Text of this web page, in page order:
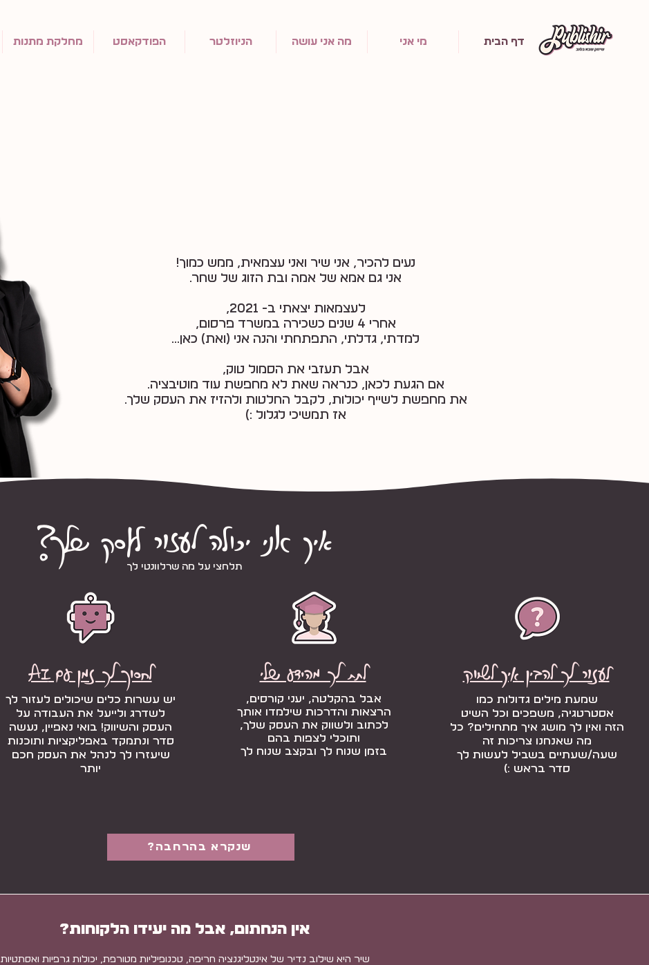
דף הבית מי אני מה אני עושה הניוזלטר הפודקאסט מחלקת מתנות
נעים להכיר, אני שיר ואני עצמאית, ממש כמוך!
אני גם אמא של אמה ובת הזוג של שחר.
לעצמאות יצאתי ב- 2021,
אחרי 4 שנים כשכירה במשרד פרסום,
למדתי, גדלתי, התפתחתי והנה אני (ואת) כאן...
אבל תעזבי את הסמול טוק,
אם הגעת לכאן, כנראה שאת לא מחפשת עוד מוטיבציה.
את מחפשת לשייף יכולות, לקבל החלטות ולהזיז את העסק שלך.
אז תמשיכי לגלול :)
תלחצי על מה שרלוונטי לך
ל++++ע++זור לך להבין איך לשווק+
שמעת מילים גדולות כמו
אסטרטגיה, משפכים וכל השיט
הזה ואין לך מושג איך מתחילים? כל
מה שאנחנו צריכות זה
שעה/שעתיים בשביל לעשות לך
סדר בראש :)
לתת לך מהידע שלי
אבל בהקלטה, יעני קורסים,
הרצאות והדרכות שילמדו אותך
לכתוב ולשווק את העסק שלך,
ותוכלי לצפות בהם
בזמן שנוח לך ובקצב שנוח לך
לחסוך+++ לך זמן עם AI
יש עשרות כלים שיכולים לעזור לך
לשדרג ולייעל את העבודה על
העסק והשיווק! בואי נאפיין, נעשה
סדר ונתמקד באפליקציות ותוכנות
שיעזרו לך לנהל את העסק חכם
יותר
א++יך א+++++נ++++++י יכול+ה ל+++++ע++ז++++ור+ ל+ע+סק של+ך+++?
?שנקרא בהרחבה
אין הנחתום, אבל מה יעידו הלקוחות?
שיר היא שילוב נדיר של אינטליגנציה חריפה, טכנופיליות מטורפת, יכולות גרפיות ואסתטיות,